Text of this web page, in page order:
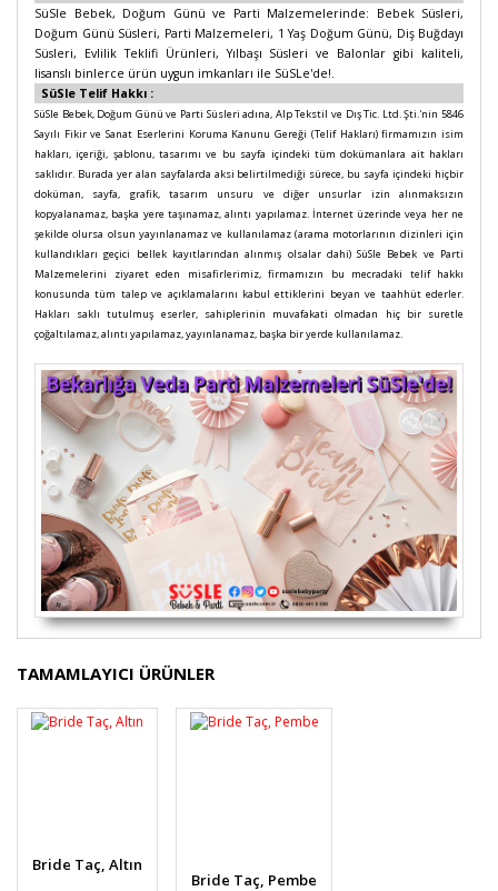
SüSle Bebek, Doğum Günü ve Parti Malzemelerinde: Bebek Süsleri,
Doğum Günü Süsleri, Parti Malzemeleri, 1 Yaş Doğum Günü, Diş Buğdayı
Süsleri, Evlilik Teklifi Ürünleri, Yılbaşı Süsleri ve Balonlar gibi kaliteli,
lisanslı binlerce ürün uygun imkanları ile SüSLe'de!.
SüSle Telif Hakkı :
SüSle Bebek, Doğum Günü ve Parti Süsleri adına, Alp Tekstil ve Dış Tic. Ltd. Şti.'nin 5846
Sayılı Fikir ve Sanat Eserlerini Koruma Kanunu Gereği (Telif Hakları) firmamızın isim
hakları, içeriği, şablonu, tasarımı ve bu sayfa içindeki tüm dokümanlara ait hakları
saklıdır. Burada yer alan sayfalarda aksi belirtilmediği sürece, bu sayfa içindeki hiçbir
doküman, sayfa, grafik, tasarım unsuru ve diğer unsurlar izin alınmaksızın
kopyalanamaz, başka yere taşınamaz, alıntı yapılamaz. İnternet üzerinde veya her ne
şekilde olursa olsun yayınlanamaz ve kullanılamaz (arama motorlarının dizinleri için
kullandıkları geçici bellek kayıtlarından alınmış olsalar dahi) SüSle Bebek ve Parti
Malzemelerini ziyaret eden misafirlerimiz, firmamızın bu mecradaki telif hakkı
konusunda tüm talep ve açıklamalarını kabul ettiklerini beyan ve taahhüt ederler.
Hakları saklı tutulmuş eserler, sahiplerinin muvafakati olmadan hiç bir suretle
çoğaltılamaz, alıntı yapılamaz, yayınlanamaz, başka bir yerde kullanılamaz.
Bu ürünün fiyat bilgisi, resim, ürün açıklamalarında ve
diğer konularda yetersiz gördüğünüz noktaları öneri
formunu kullanarak tarafımıza iletebilirsiniz.
Görüş ve önerileriniz için teşekkür ederiz.
Ürün fiyatı diğer sitelerden daha pahalı.
TAMAMLAYICI ÜRÜNLER
Bride Taç, Altın
Bride Taç, Pembe